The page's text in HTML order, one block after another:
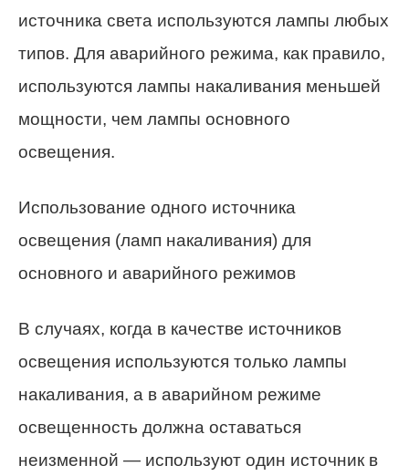
источника света используются лампы любых
типов. Для аварийного режима, как правило,
используются лампы накаливания меньшей
мощности, чем лампы основного
освещения.
Использование одного источника
освещения (ламп накаливания) для
основного и аварийного режимов
В случаях, когда в качестве источников
освещения используются только лампы
накаливания, а в аварийном режиме
освещенность должна оставаться
неизменной — используют один источник в